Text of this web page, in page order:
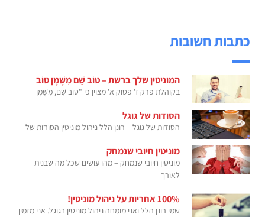
כתבות חשובות
המוניטין שלך ברשת – טוֹב שֵׁם מִשֶּׁמֶן טוֹב
בקוהלת פרק ז' פסוק א' מצוין כי "טוֹב שֵׁם, מִשֶּׁמֶן
הסודות של גוגל
הסודות של גוגל – רונן הלל ניהול מוניטין הסודות של
מוניטין חיובי שנמחק
מוניטין חיובי שנמחק – מהו עושים שכל מה שבנית
לאורך
100% אחריות על ניהול מוניטין!
שמי רונן הלל ואני מומחה ניהול מוניטין בגוגל. אני מזמין